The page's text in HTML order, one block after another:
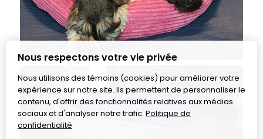
Nous respectons votre vie privée
Nous utilisons des témoins (cookies) pour améliorer votre
expérience sur notre site. Ils permettent de personnaliser le
contenu, d'offrir des fonctionnalités relatives aux médias
sociaux et d'analyser notre trafic. Politique de
confidentialité